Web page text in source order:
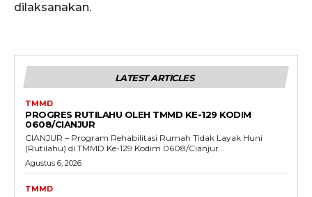
dilaksanakan.
LATEST ARTICLES
TMMD
PROGRES RUTILAHU OLEH TMMD KE-129 KODIM
0608/CIANJUR
CIANJUR – Program Rehabilitasi Rumah Tidak Layak Huni
(Rutilahu) di TMMD Ke-129 Kodim 0608/Cianjur...
Agustus 6, 2026
TMMD